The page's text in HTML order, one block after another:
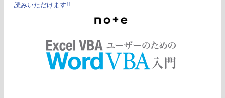
読みいただけます!!